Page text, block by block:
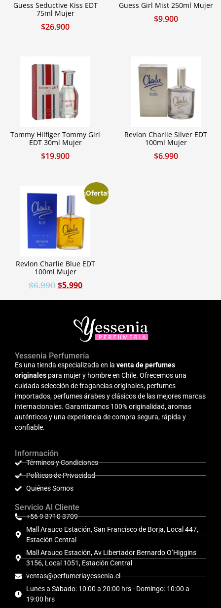
Guess Seductive Kiss EDT
75ml Mujer
$26.900
Guess Girl Mist 250ml Mujer
$9.900
Tommy Hilfiger Tommy Girl
EDT 30ml Mujer
$19.900
Revlon Charlie Silver EDT
100ml Mujer
$6.990
¡Oferta!
Revlon Charlie Blue EDT
100ml Mujer
$6.990 $5.990
Yessenia Perfumería
Es una tienda especializada en la venta de perfumes
originales para mujer y hombre en Chile. Ofrecemos una
cuidada selección de fragancias originales, perfumes
importados, perfumes árabes y clásicos de las mejores marcas
internacionales. Garantizamos 100% originalidad, aromas
auténticos y una experiencia de compra segura, rápida y
confiable.
Información
Términos y Condiciones
Políticas de Privacidad
Quiénes Somos
Servicio Al Cliente
+56 9 3710 3709
Mall Arauco Estación, San Francisco de Borja, Local 447,
Estación Central
Mall Arauco Estación, Av Libertador Bernardo O’Higgins
3156, Local 1051, Estación Central
ventas@perfumeriayessenia.cl
Lunes a Sábado: 10:00 a 20:00 hrs - Domingo: 10:00 a
19:00 hrs